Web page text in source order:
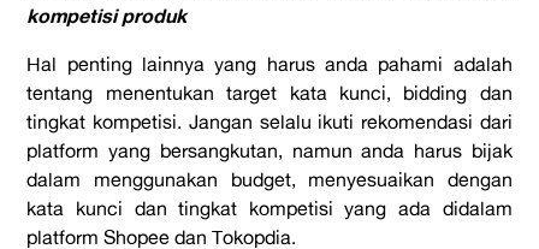
kompetisi produk
Hal penting lainnya yang harus anda pahami adalah
tentang menentukan target kata kunci, bidding dan
tingkat kompetisi. Jangan selalu ikuti rekomendasi dari
platform yang bersangkutan, namun anda harus bijak
dalam menggunakan budget, menyesuaikan dengan
kata kunci dan tingkat kompetisi yang ada didalam
platform Shopee dan Tokopdia.